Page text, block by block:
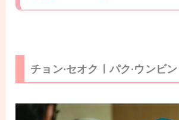
チョン·セオクㅣパク·ウンビン